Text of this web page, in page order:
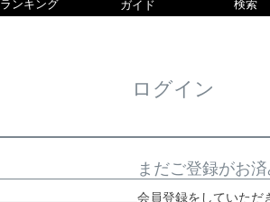
ランキング ガイド 検索
ログイン
まだご登録がお
会員登録をしていただ